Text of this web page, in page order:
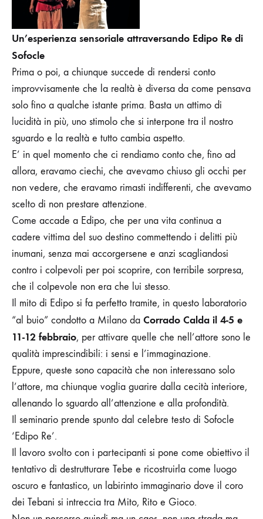
Un’esperienza sensoriale attraversando Edipo Re di
Sofocle
Prima o poi, a chiunque succede di rendersi conto
improvvisamente che la realtà è diversa da come pensava
solo fino a qualche istante prima. Basta un attimo di
lucidità in più, uno stimolo che si interpone tra il nostro
sguardo e la realtà e tutto cambia aspetto.
E’ in quel momento che ci rendiamo conto che, fino ad
allora, eravamo ciechi, che avevamo chiuso gli occhi per
non vedere, che eravamo rimasti indifferenti, che avevamo
scelto di non prestare attenzione.
Come accade a Edipo, che per una vita continua a
cadere vittima del suo destino commettendo i delitti più
inumani, senza mai accorgersene e anzi scagliandosi
contro i colpevoli per poi scoprire, con terribile sorpresa,
che il colpevole non era che lui stesso.
Il mito di Edipo si fa perfetto tramite, in questo laboratorio
“al buio” condotto a Milano da Corrado Calda il 4-5 e
11-12 febbraio, per attivare quelle che nell’attore sono le
qualità imprescindibili: i sensi e l’immaginazione.
Eppure, queste sono capacità che non interessano solo
l’attore, ma chiunque voglia guarire dalla cecità interiore,
allenando lo sguardo all’attenzione e alla profondità.
Il seminario prende spunto dal celebre testo di Sofocle
‘Edipo Re’.
Il lavoro svolto con i partecipanti si pone come obiettivo il
tentativo di destrutturare Tebe e ricostruirla come luogo
oscuro e fantastico, un labirinto immaginario dove il coro
dei Tebani si intreccia tra Mito, Rito e Gioco.